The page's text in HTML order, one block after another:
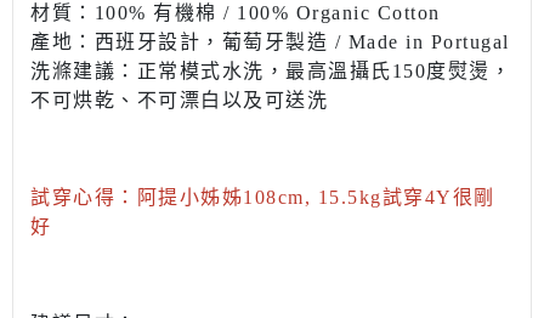
材質：100% 有機棉 / 100% Organic Cotton
產地：西班牙設計，葡萄牙製造 / Made in Portugal
洗滌建議：正常模式水洗，最高溫攝氏150度熨燙，
不可烘乾、不可漂白以及可送洗
試穿心得：阿提小姊姊108cm, 15.5kg試穿4Y很剛
好